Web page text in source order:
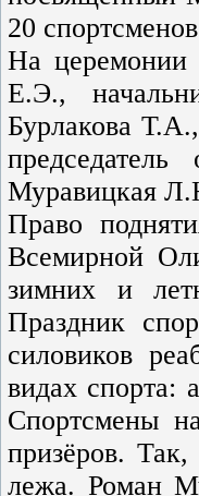
20
На церемонии
Е.Э.,
Бурлакова
Муравицкая
Право
Всемирной
зимних и
Праздник
силовиков
видах спорта:
Спортсмены
призёров.
лежа. Роман